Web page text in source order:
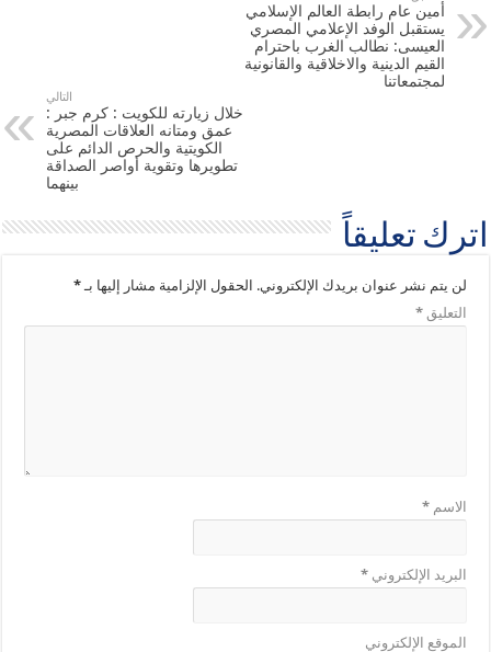
أمين عام رابطة العالم الإسلامي
يستقبل الوفد الإعلامي المصري
العيسى: نطالب الغرب باحترام
القيم الدينية والاخلاقية والقانونية
لمجتمعاتنا
التالي
خلال زيارته للكويت : كرم جبر :
عمق ومتانه العلاقات المصرية
الكويتية والحرص الدائم على
تطويرها وتقوية أواصر الصداقة
بينهما
اترك تعليقاً
لن يتم نشر عنوان بريدك الإلكتروني. الحقول الإلزامية مشار إليها بـ*
التعليق*
الاسم*
البريد الإلكتروني*
الموقع الإلكتروني